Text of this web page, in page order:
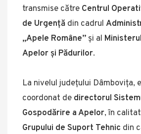
transmise către Centrul
de Urgență din cadrul
„Apele Române” și al
Apelor și Pădurilor.
La nivelul județului Dâmbovița,
coordonat de directorul
Gospodărire a Apelor, în
Grupului de Suport Tehnic din